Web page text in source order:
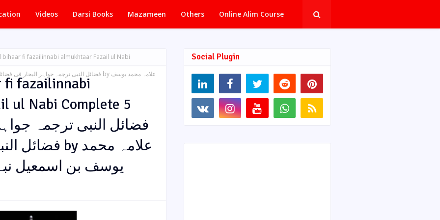
Videos Darsi Books Mazameen Others Online Alim Course
bihaar fi fazailinnabi almukhtaar Fazail ul Nabi
fi fazailinnabi
ul Nabi Complete 5
یوسف بن اسمعیل
Social Plugin